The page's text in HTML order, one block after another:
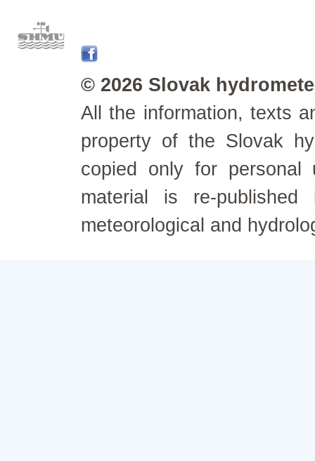
© 2026 Slovak
All the information, texts
property of the Slovak
copied only for personal
material is re-
meteorological and